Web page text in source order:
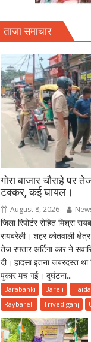
ताजा समाचार
गोरा बाजार चौराहे पर
टक्कर, कई घायल।
August 8, 2026
जिला रिपोर्टर रोहित मिश्रा
रायबरेली। शहर कोतवाली
तेज रफ्तार अर्टिगा कार ने
दी। हादसा इतना जबरदस्त
पुकार मच गई। दुर्घटना...
Barabanki Bareli
Raybareli
Trivediganj